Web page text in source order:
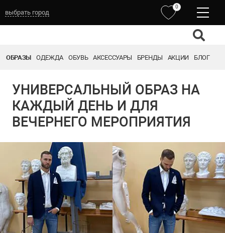
выбрать город
0
ОБРАЗЫ ОДЕЖДА ОБУВЬ АКСЕССУАРЫ БРЕНДЫ АКЦИИ БЛОГ
УНИВЕРСАЛЬНЫЙ ОБРАЗ НА
КАЖДЫЙ ДЕНЬ И ДЛЯ
ВЕЧЕРНЕГО МЕРОПРИЯТИЯ